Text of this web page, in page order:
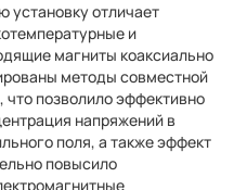
отличает
и
магниты коаксиально
методы совместной
что позволило эффективно
напряжений в
поля, а также эффект
повысило